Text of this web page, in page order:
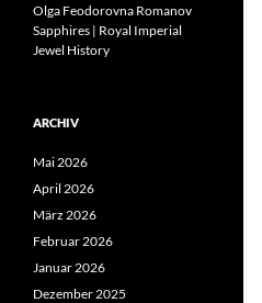
Olga Feodorovna Romanov
Sapphires | Royal Imperial
Jewel History
ARCHIV
Mai 2026
April 2026
März 2026
Februar 2026
Januar 2026
Dezember 2025